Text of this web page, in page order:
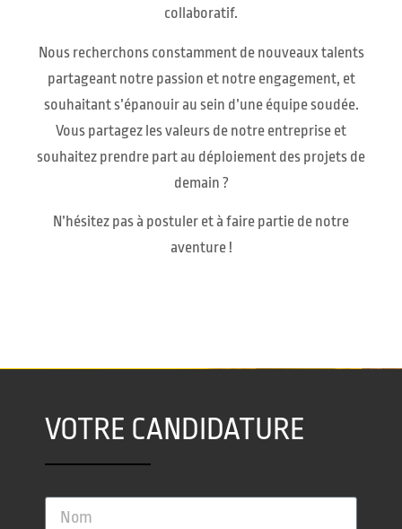
collaboratif.
Nous recherchons constamment de nouveaux talents
partageant notre passion et notre engagement, et
souhaitant s’épanouir au sein d’une équipe soudée.
Vous partagez les valeurs de notre entreprise et
souhaitez prendre part au déploiement des projets de
demain ?
N’hésitez pas à postuler et à faire partie de notre
aventure !
VOTRE CANDIDATURE